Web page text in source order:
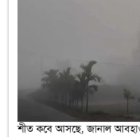
শীত কবে আসছে, জানাল